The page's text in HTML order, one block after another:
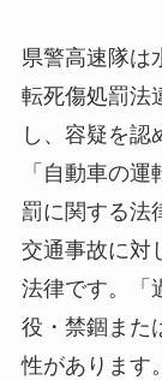
県警高速隊は
転死傷処罰法
し、容疑を認
「自動車の
罰に関する法
交通事故に対
法律です。「
役・禁錮また
性があります